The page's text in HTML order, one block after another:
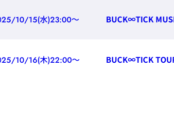
10/15(水)23:00～ BUCK∞TICK
10/16(木)22:00～ BUCK∞TICK